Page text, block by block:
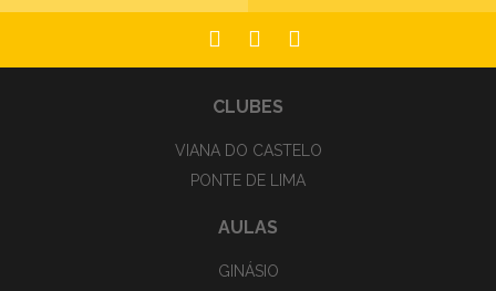
CLUBES
VIANA DO CASTELO
PONTE DE LIMA
AULAS
GINÁSIO